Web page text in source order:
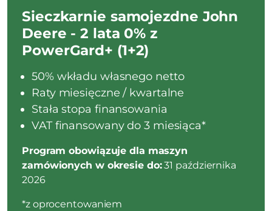
Sieczkarnie samojezdne John
Deere - 2 lata 0% z
PowerGard+ (1+2)
50% wkładu własnego netto
Raty miesięczne / kwartalne
Stała stopa finansowania
VAT finansowany do 3 miesiąca*
Program obowiązuje dla maszyn
zamówionych w okresie do:31 października
2026
*z oprocentowaniem